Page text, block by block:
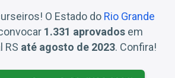
O Estado do Rio Grande
1.331 aprovados em
RS até agosto de 2023. Confira!